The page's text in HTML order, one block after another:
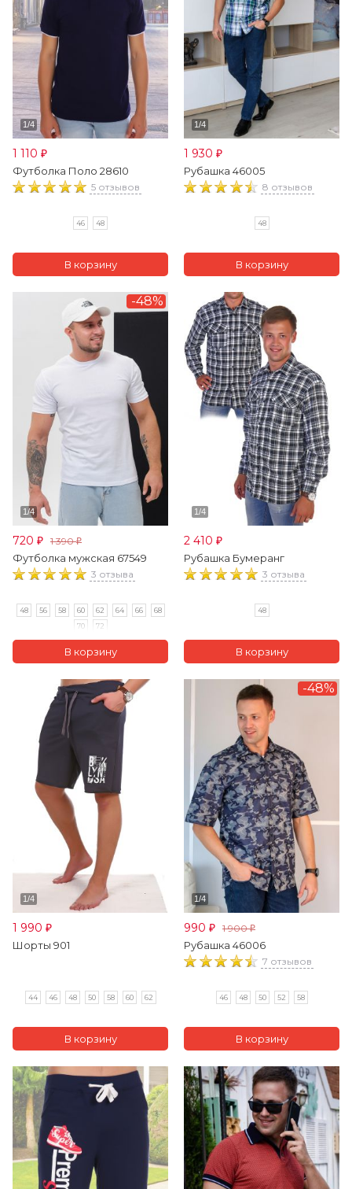
1 110 ₽
Футболка Поло 28610
5 отзывов
46 48
1 930 ₽
Рубашка 46005
8 отзывов
48
-48%
720 ₽ 1 390₽
Футболка мужская 67549
3 отзыва
48 56 58 60 62 64 66
68
70
72
2 410 ₽
Рубашка Бумеранг
3 отзыва
48
1 990 ₽
Шорты 901
44 46 48 50 58 60 62
-48%
990 ₽ 1 900₽
Рубашка 46006
7 отзывов
46 48 50 52 58